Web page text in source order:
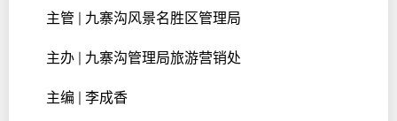
主管 | 九寨沟风景名胜区管理局
主办 | 九寨沟管理局旅游营销处
主编 | 李成香